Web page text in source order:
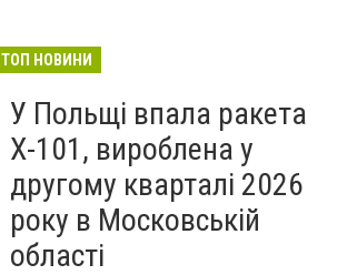
ТОП НОВИНИ
У Польщі впала ракета
Х-101, вироблена у
другому кварталі 2026
року в Московській
області